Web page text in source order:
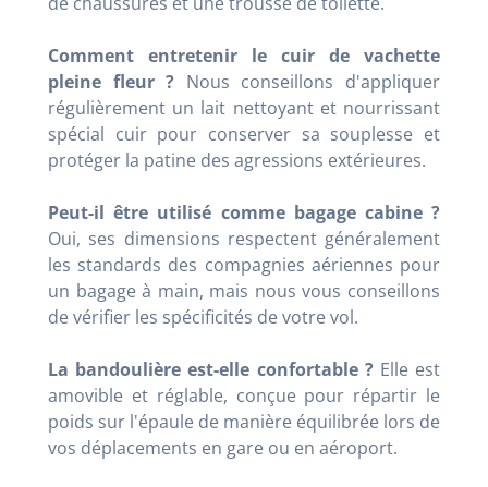
Comment entretenir le cuir de vachette
pleine fleur ? Nous conseillons d'appliquer
régulièrement un lait nettoyant et nourrissant
spécial cuir pour conserver sa souplesse et
protéger la patine des agressions extérieures.
Peut-il être utilisé comme bagage cabine ?
Oui, ses dimensions respectent généralement
les standards des compagnies aériennes pour
un bagage à main, mais nous vous conseillons
de vérifier les spécificités de votre vol.
La bandoulière est-elle confortable ?Elle est
amovible et réglable, conçue pour répartir le
poids sur l'épaule de manière équilibrée lors de
vos déplacements en gare ou en aéroport.